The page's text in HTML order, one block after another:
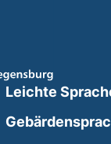
Leichte